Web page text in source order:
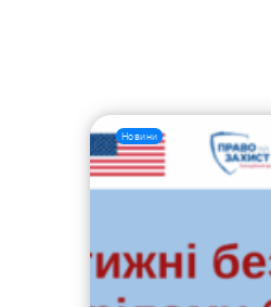
Новини